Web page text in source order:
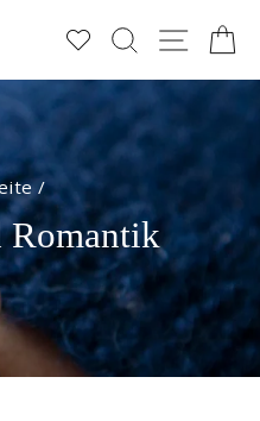
SUCHE
/
Romantik